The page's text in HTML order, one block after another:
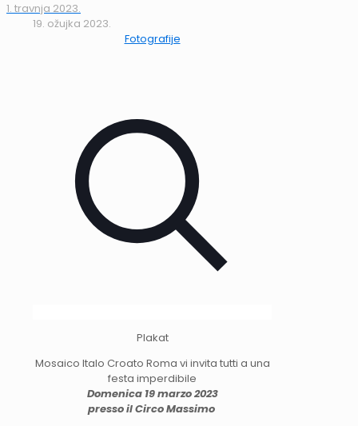
1. travnja 2023.
19. ožujka 2023.
Fotografije
Plakat
Mosaico Italo Croato Roma vi invita tutti a una
festa imperdibile
Domenica 19 marzo 2023
presso il Circo Massimo